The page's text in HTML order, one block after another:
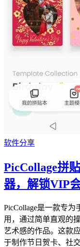
软件分享
PicCollage拼
器，解锁VIP
PicCollage是一款专
用，通过简单直观的
艺术感的作品。这款
于制作节日贺卡、社